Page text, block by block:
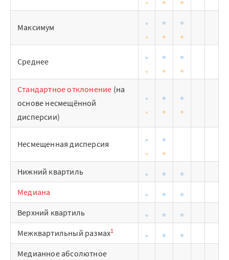
Маркетплейс
Готовые решения
Интеграции
Быстрый старт
Loginom.Навыки
Мастерская Loginom
Кубок Loginom
Максимум
Среднее
Стандартное отклонение (на
основе несмещённой
дисперсии)
Несмещенная дисперсия
Нижний квартиль
Медиана
Верхний квартиль
Межквартильный размах1
Медианное абсолютное